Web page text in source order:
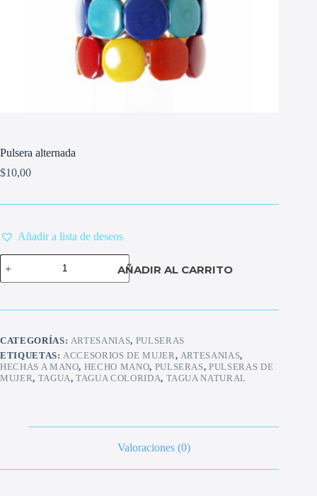
Pulsera alternada
$10,00
Añadir a lista de deseos
Pulsera
alternada
cantidad
AÑADIR AL CARRITO
CATEGORÍAS: ARTESANIAS, PULSERAS
ETIQUETAS: ACCESORIOS DE MUJER, ARTESANIAS,
HECHAS A MANO, HECHO MANO, PULSERAS,PULSERAS DE
MUJER, TAGUA,TAGUA COLORIDA, TAGUA NATURAL
Valoraciones (0)